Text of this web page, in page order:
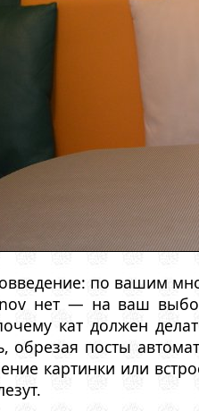
по вашим
нет — на ваш
кат должен
обрезая посты
картинки или